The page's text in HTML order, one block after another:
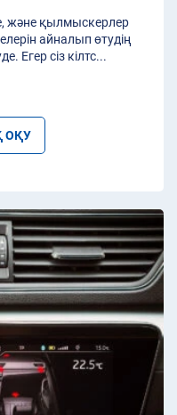
және қылмыскерлер
айналып өтудің
Егер сіз кілтс...
ОҚУ